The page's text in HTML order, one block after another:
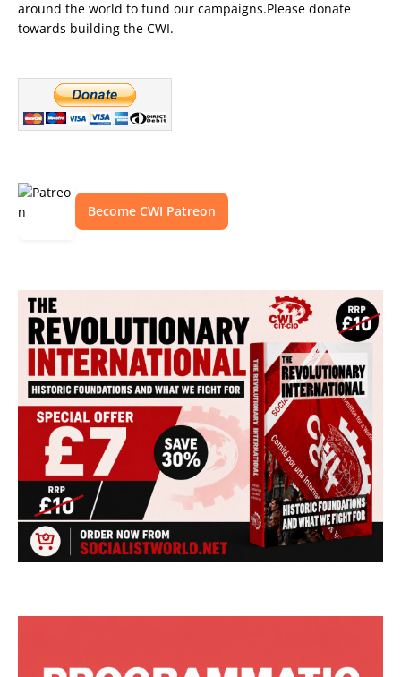
around the world to fund our campaigns.Please donate
towards building the CWI.
Become CWI Patreon